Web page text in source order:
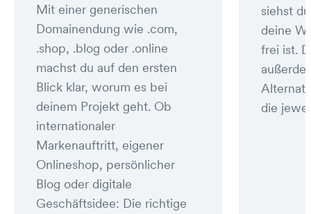
Mit einer generischen
Domainendung wie .com,
.shop, .blog oder .online
machst du auf den ersten
Blick klar, worum es bei
deinem Projekt geht. Ob
internationaler
Markenauftritt, eigener
Onlineshop, persönlicher
Blog oder digitale
Geschäftsidee: Die richtige
siehst
deine
frei ist.
die